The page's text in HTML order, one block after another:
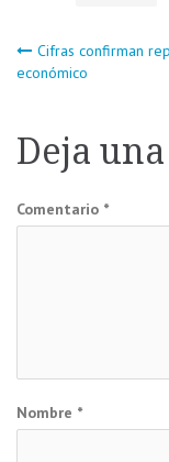
Cifras confirman
económico
Deja
Comentario *
Nombre *